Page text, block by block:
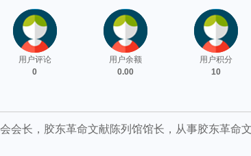
用户评论
0
用户余额
0.00
用户积分
10
会长，胶东革命文献陈列馆馆长，从事胶东革命